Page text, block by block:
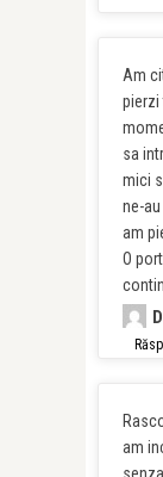
Am
pierzi
sa
mici
ne-
am
O
am